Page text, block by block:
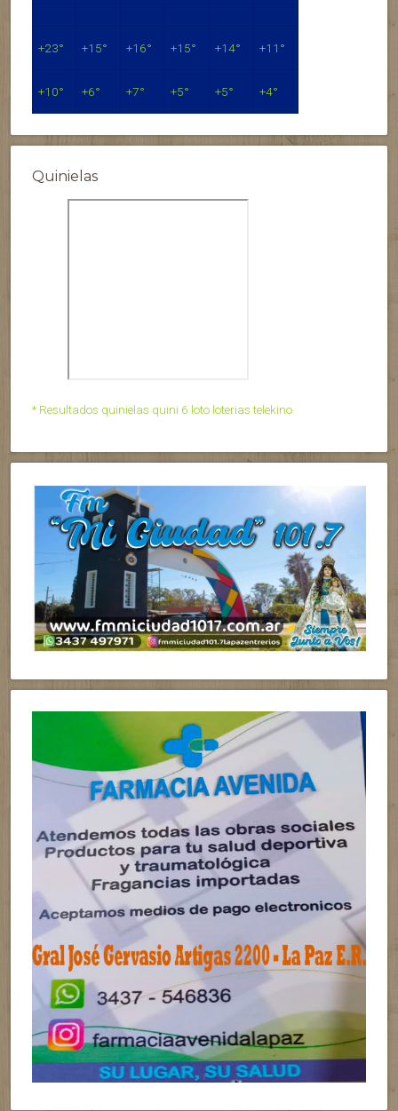
+23° +15° +16° +15° +14° +11°
+10° +6° +7° +5° +5° +4°
Quinielas
* Resultados quinielas quini 6 loto loterias telekino